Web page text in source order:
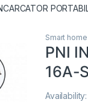
Smart home
PNI
16A-
Availability: